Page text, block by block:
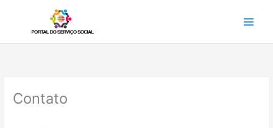
conteúdo
Contato